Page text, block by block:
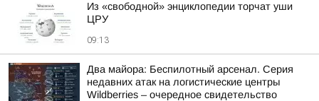
Из «свободной» энциклопедии торчат уши
ЦРУ
09:13
Два майора: Беспилотный арсенал. Серия
недавних атак на логистические центры
Wildberries – очередное свидетельство